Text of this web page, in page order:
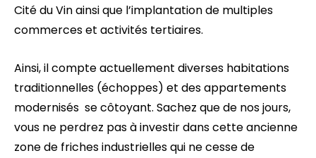
Cité du Vin ainsi que l’implantation de multiples
commerces et activités tertiaires.
Ainsi, il compte actuellement diverses habitations
traditionnelles (échoppes) et des appartements
modernisés se côtoyant. Sachez que de nos jours,
vous ne perdrez pas à investir dans cette ancienne
zone de friches industrielles qui ne cesse de